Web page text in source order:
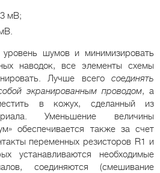
мВ;
шумов и минимизировать
наводок, все элементы схемы
Лучше всего соединять
экранированным проводом, а
в кожух, сделанный из
Уменьшение величины
обеспечивается также за счет
переменных резисторов R1 и
устанавливаются необходимые
соединяются (смешивание